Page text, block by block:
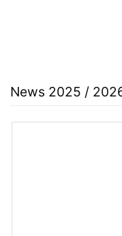
News 2025 /